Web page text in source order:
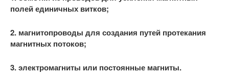
полей единичных витков;
2. магнитопроводы для создания путей протекания
магнитных потоков;
3. электромагниты или постоянные магниты.